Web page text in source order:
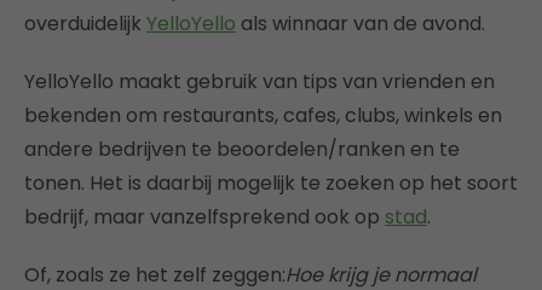
overduidelijk YelloYello als winnaar van de avond.
YelloYello maakt gebruik van tips van vrienden en
bekenden om restaurants, cafes, clubs, winkels en
andere bedrijven te beoordelen/ranken en te
tonen. Het is daarbij mogelijk te zoeken op het soort
bedrijf, maar vanzelfsprekend ook op stad.
Of, zoals ze het zelf zeggen:Hoe krijg je normaal